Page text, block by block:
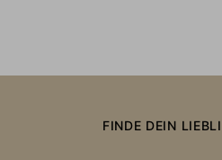
FINDE DEIN